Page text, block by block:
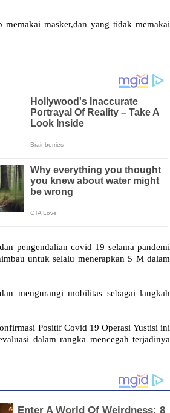
memakai masker,dan yang tidak memakai
pengendalian covid 19 selama pandemi
untuk selalu menerapkan 5 M dalam
mengurangi mobilitas sebagai langkah
Positif Covid 19 Operasi Yustisi ini
dalam rangka mencegah terjadinya